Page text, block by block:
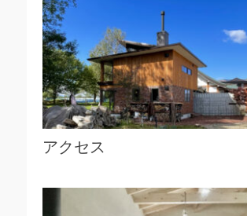
アクセス